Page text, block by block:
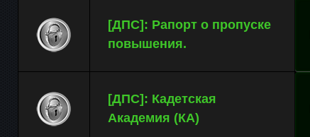
[ДПС]: Рапорт о пропуске
повышения.
[ДПС]: Кадетская
Академия (КА)